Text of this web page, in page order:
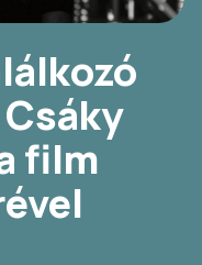
film